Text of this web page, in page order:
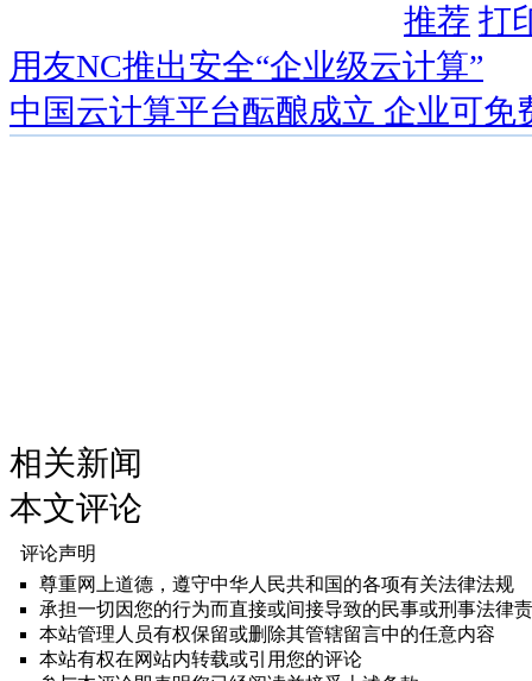
推荐 打
用友NC推出安全“企业级云计算”
中国云计算平台酝酿成立 企业可免
相关新闻
本文评论
评论声明
尊重网上道德，遵守中华人民共和国的各项有关法律法规
承担一切因您的行为而直接或间接导致的民事或刑事法律
本站管理人员有权保留或删除其管辖留言中的任意内容
本站有权在网站内转载或引用您的评论